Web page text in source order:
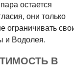
остается
они только
ограничивать
и Водолея.
В